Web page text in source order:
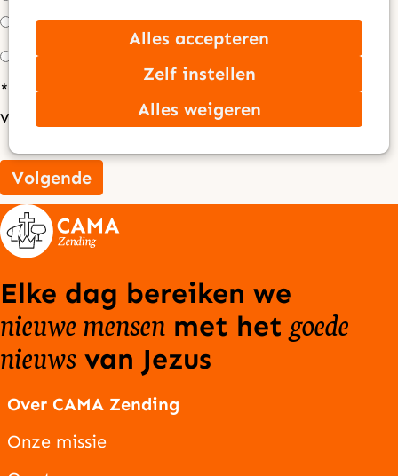
Alles accepteren
Zelf instellen
Alles weigeren
€ 25,00
* Alleen velden met een sterretje (*) zijn
verplicht
Volgende
Elke dag bereiken we
nieuwe mensen met het goede
nieuws van Jezus
Over CAMA Zending
Onze missie